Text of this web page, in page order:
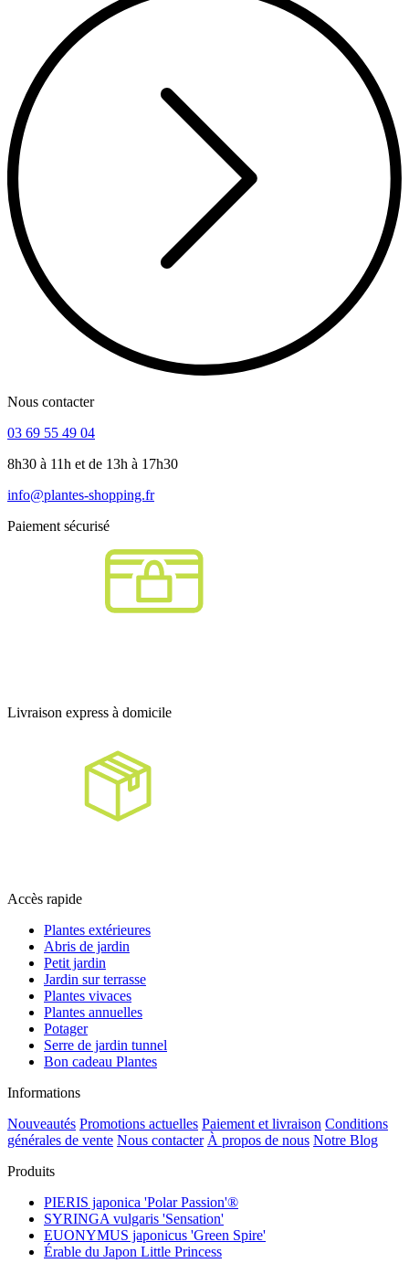
Nous contacter
03 69 55 49 04
8h30 à 11h et de 13h à 17h30
info@plantes-shopping.fr
Paiement sécurisé
Livraison express à domicile
Accès rapide
Plantes extérieures
Abris de jardin
Petit jardin
Jardin sur terrasse
Plantes vivaces
Plantes annuelles
Potager
Serre de jardin tunnel
Bon cadeau Plantes
Informations
Nouveautés Promotions actuelles Paiement et livraison Conditions
générales de vente Nous contacter À propos de nous Notre Blog
Produits
PIERIS japonica 'Polar Passion'®
SYRINGA vulgaris 'Sensation'
EUONYMUS japonicus 'Green Spire'
Érable du Japon Little Princess